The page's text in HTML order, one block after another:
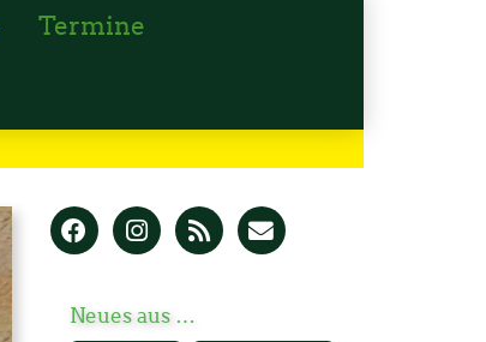
Termine
Neues aus …